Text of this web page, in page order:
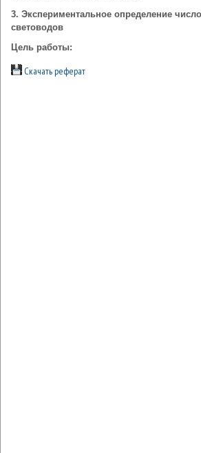
3. Экспериментальное определение
световодов
Цель работы:
Скачать реферат